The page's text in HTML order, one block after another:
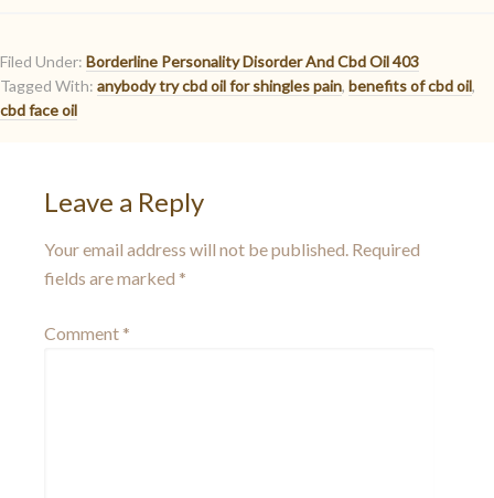
Filed Under: Borderline Personality Disorder And Cbd Oil 403
Tagged With: anybody try cbd oil for shingles pain, benefits of cbd oil,
cbd face oil
Leave a Reply
Your email address will not be published. Required
fields are marked *
Comment *